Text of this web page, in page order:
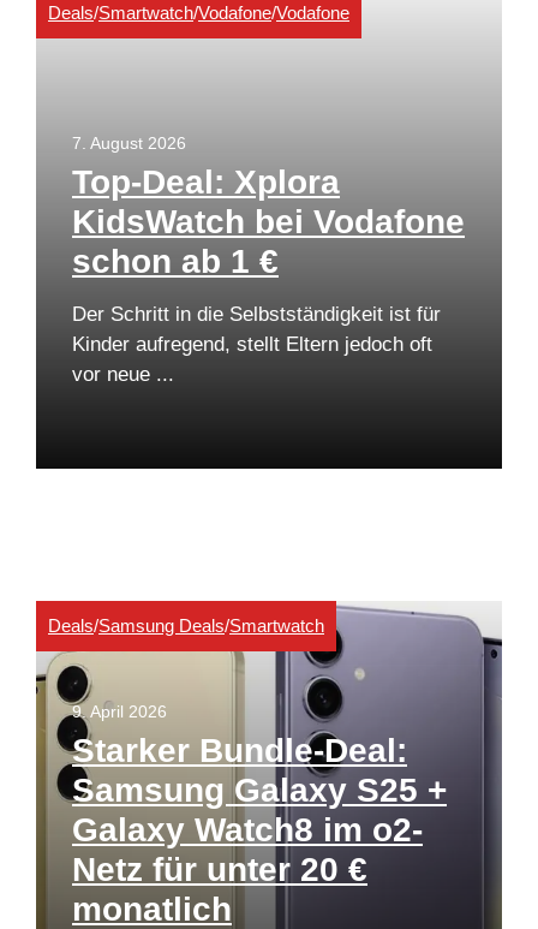
Deals/Smartwatch/Vodafone/Vodafone
7. August 2026
Top-Deal: Xplora
KidsWatch bei Vodafone
schon ab 1 €
Der Schritt in die Selbstständigkeit ist für
Kinder aufregend, stellt Eltern jedoch oft
vor neue ...
Deals/Samsung Deals/Smartwatch
9. April 2026
Starker Bundle-Deal:
Samsung Galaxy S25 +
Galaxy Watch8 im o2-
Netz für unter 20 €
monatlich